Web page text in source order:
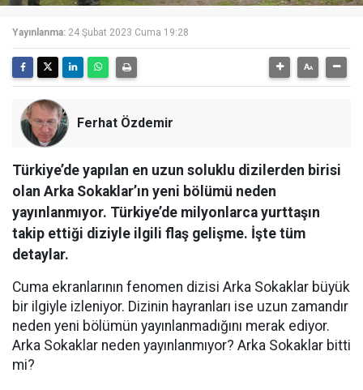
Yayınlanma: 24 Şubat 2023 Cuma 19:28
Ferhat Özdemir
Türkiye’de yapılan en uzun soluklu dizilerden birisi
olan Arka Sokaklar’ın yeni bölümü neden
yayınlanmıyor. Türkiye’de milyonlarca yurttaşın
takip ettiği diziyle ilgili flaş gelişme. İşte tüm
detaylar.
Cuma ekranlarının fenomen dizisi Arka Sokaklar büyük
bir ilgiyle izleniyor. Dizinin hayranları ise uzun zamandır
neden yeni bölümün yayınlanmadığını merak ediyor.
Arka Sokaklar neden yayınlanmıyor? Arka Sokaklar bitti
mi?